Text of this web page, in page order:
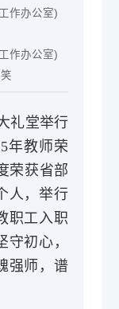
作办公室)
作办公室)
礼堂举行
年教师荣
荣获省部
人，举行
职工入职
初心，
强师，谱